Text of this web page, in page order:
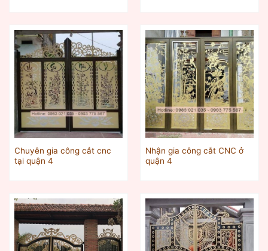
Chuyên gia công cắt cnc
tại quận 4
Nhận gia công cắt CNC ở
quận 4